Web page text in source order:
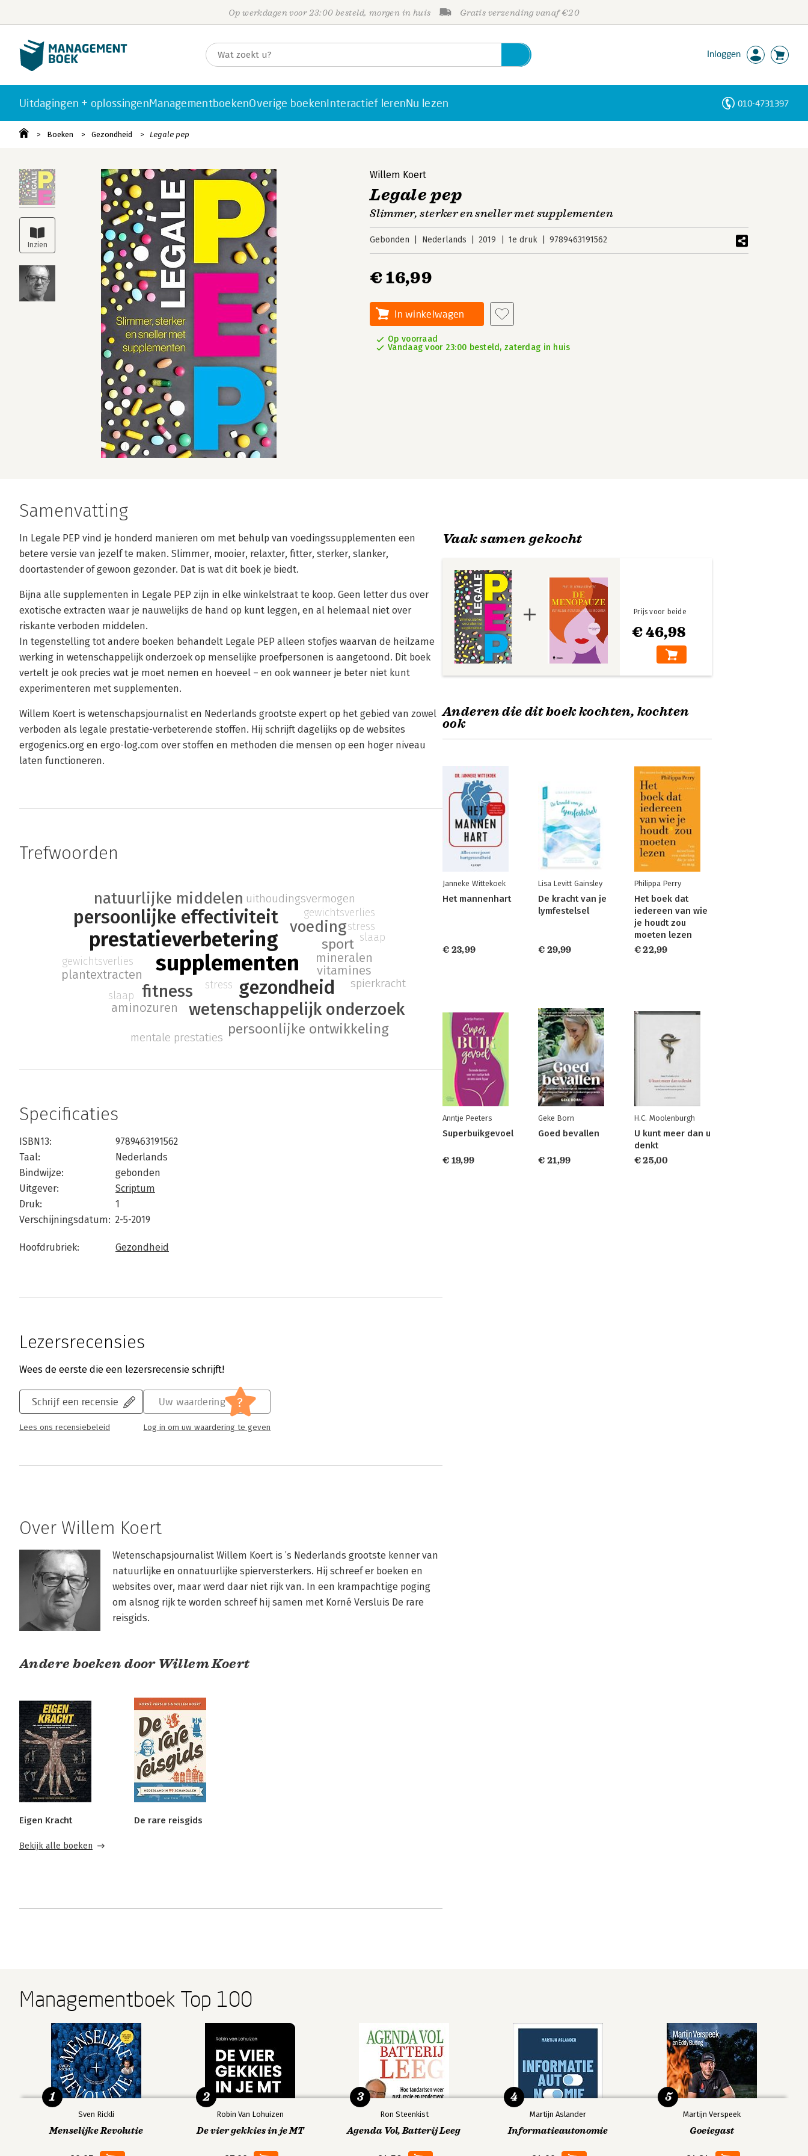
Op werkdagen voor 23:00 besteld, morgen in huis Gratis verzending vanaf €20
Inloggen
Uitdagingen + oplossingenManagementboekenOverige boekenInteractief lerenNu lezen 010-4731397
Boeken Gezondheid Legale pep
Willem Koert
Legale pep
Slimmer, sterker en sneller met supplementen
Gebonden Nederlands 2019 1e druk 9789463191562
€ 16,99
In winkelwagen
Op voorraad
Vandaag voor 23:00 besteld, zaterdag in huis
Samenvatting
In Legale PEP vind je honderd manieren om met behulp van voedingssupplementen een
betere versie van jezelf te maken. Slimmer, mooier, relaxter, fitter, sterker, slanker,
doortastender of gewoon gezonder. Dat is wat dit boek je biedt.
Bijna alle supplementen in Legale PEP zijn in elke winkelstraat te koop. Geen letter dus over
exotische extracten waar je nauwelijks de hand op kunt leggen, en al helemaal niet over
riskante verboden middelen.
In tegenstelling tot andere boeken behandelt Legale PEP alleen stofjes waarvan de heilzame
werking in wetenschappelijk onderzoek op menselijke proefpersonen is aangetoond. Dit boek
vertelt je ook precies wat je moet nemen en hoeveel – en ook wanneer je beter niet kunt
experimenteren met supplementen.
Willem Koert is wetenschapsjournalist en Nederlands grootste expert op het gebied van zowel
verboden als legale prestatie-verbeterende stoffen. Hij schrijft dagelijks op de websites
ergogenics.org en ergo-log.com over stoffen en methoden die mensen op een hoger niveau
laten functioneren.
Trefwoorden
supplementen
prestatieverbetering
gezondheid
persoonlijke effectiviteit
wetenschappelijk onderzoek
fitness
natuurlijke middelen
voeding
sport
persoonlijke ontwikkeling
plantextracten
mineralen
vitamines
aminozuren
uithoudingsvermogen
mentale prestaties
spierkracht
gewichtsverlies
stress
slaap
gewichtsverlies
stress
slaap
Specificaties
ISBN13:
9789463191562
Taal:
Nederlands
Bindwijze:
gebonden
Uitgever:
Scriptum
Druk:
1
Verschijningsdatum: 2-5-2019
Hoofdrubriek: Gezondheid
Lezersrecensies
Wees de eerste die een lezersrecensie schrijft!
Schrijf een recensie
Lees ons recensiebeleid
Uw waardering ?
Log in om uw waardering te geven
Over Willem Koert
Wetenschapsjournalist Willem Koert is ’s Nederlands grootste kenner van
natuurlijke en onnatuurlijke spierversterkers. Hij schreef er boeken en
websites over, maar werd daar niet rijk van. In een krampachtige poging
om alsnog rijk te worden schreef hij samen met Korné Versluis De rare
reisgids.
Andere boeken door Willem Koert
Eigen Kracht De rare reisgids
Bekijk alle boeken
Vaak samen gekocht
€ 46,98
Prijs voor beide
Anderen die dit boek kochten, kochten
ook
Janneke Wittekoek
Het mannenhart
€ 23,99
Lisa Levitt Gainsley
De kracht van je
lymfestelsel
€ 29,99
Philippa Perry
Het boek dat
iedereen van wie
je houdt zou
moeten lezen
€ 22,99
Anntje Peeters
Superbuikgevoel
€ 19,99
Geke Born
Goed bevallen
€ 21,99
H.C. Moolenburgh
U kunt meer dan u
denkt
€ 25,00
Managementboek Top 100
Sven Rickli
Menselijke Revolutie
1
Robin Van Lohuizen
De vier gekkies in je MT
2
Ron Steenkist
Agenda Vol, Batterij Leeg
3
Martijn Aslander
Informatieautonomie
4
Martijn Verspeek
Goeiegast
5
Personen